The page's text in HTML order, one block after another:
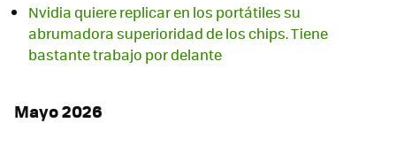
Nvidia quiere replicar en los portátiles su
abrumadora superioridad de los chips. Tiene
bastante trabajo por delante
Mayo 2026